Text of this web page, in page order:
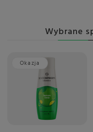
Wybrane
Okazja